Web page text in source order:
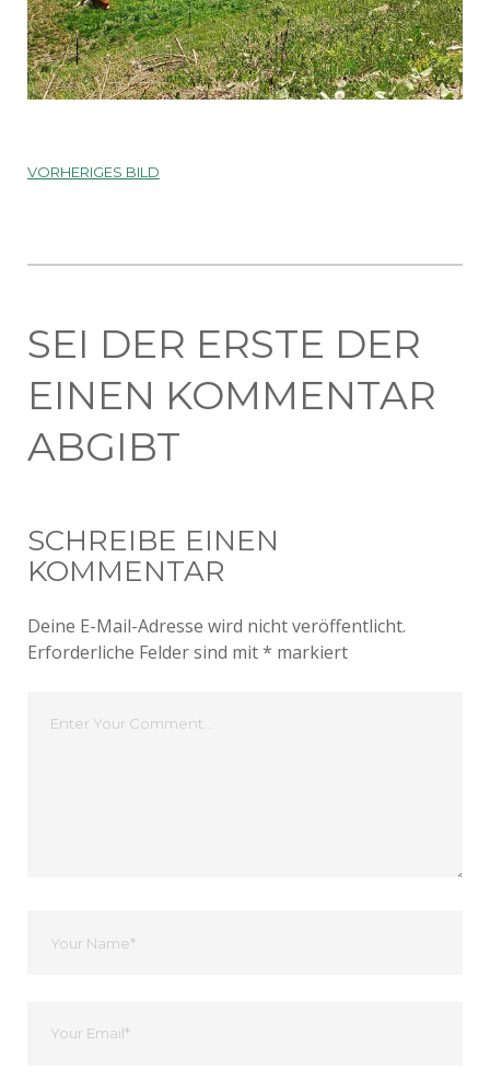
VORHERIGES BILD
SEI DER ERSTE DER
EINEN KOMMENTAR
ABGIBT
SCHREIBE EINEN
KOMMENTAR
Deine E-Mail-Adresse wird nicht veröffentlicht.
Erforderliche Felder sind mit* markiert
Kommentar
Name
Email